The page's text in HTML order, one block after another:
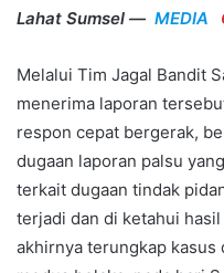
Lahat Sumsel — MEDIA
Melalui Tim Jagal Bandit
menerima laporan
respon cepat bergerak,
dugaan laporan palsu
terkait dugaan tindak
terjadi dan di ketahui
akhirnya terungkap